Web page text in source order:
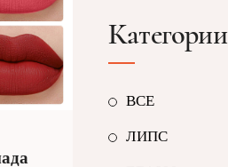
Категории
ВСЕ
ЛИПС